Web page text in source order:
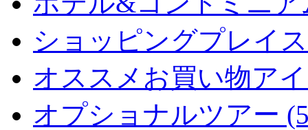
ショッピングプレイ
オススメお買い物ア
オプショナルツアー